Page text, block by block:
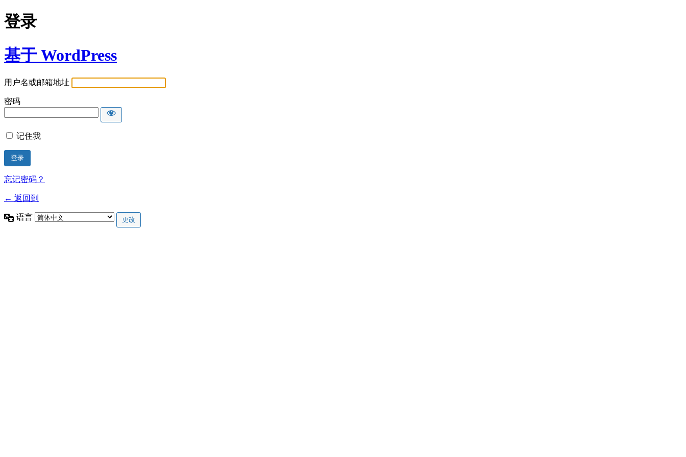
登录
基于 WordPress
用户名或邮箱地址
密码
记住我
忘记密码？
← 返回到
语言